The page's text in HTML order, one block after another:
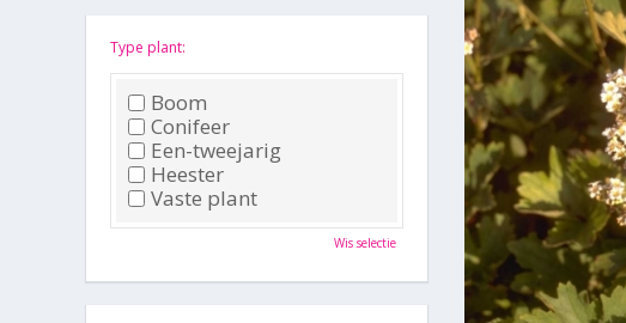
Type plant:
Boom
Conifeer
Een-tweejarig
Heester
Vaste plant
Wis selectie